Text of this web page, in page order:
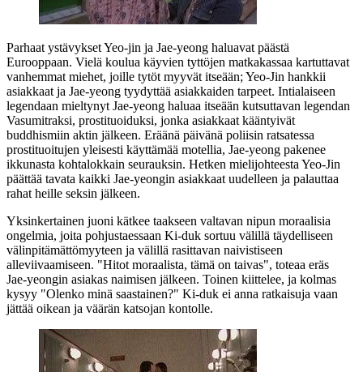
Parhaat ystävykset Yeo‑jin ja Jae‑yeong haluavat päästä
Eurooppaan. Vielä koulua käyvien tyttöjen matkakassaa kartuttavat
vanhemmat miehet, joille tytöt myyvät itseään; Yeo‑Jin hankkii
asiakkaat ja Jae‑yeong tyydyttää asiakkaiden tarpeet. Intialaiseen
legendaan mieltynyt Jae‑yeong haluaa itseään kutsuttavan legendan
Vasumitraksi, prostituoiduksi, jonka asiakkaat kääntyivät
buddhismiin aktin jälkeen. Eräänä päivänä poliisin ratsatessa
prostituoitujen yleisesti käyttämää motellia, Jae‑yeong pakenee
ikkunasta kohtalokkain seurauksin. Hetken mielijohteesta Yeo‑Jin
päättää tavata kaikki Jae‑yeongin asiakkaat uudelleen ja palauttaa
rahat heille seksin jälkeen.
Yksinkertainen juoni kätkee taakseen valtavan nipun moraalisia
ongelmia, joita pohjustaessaan Ki‑duk sortuu välillä täydelliseen
välinpitämättömyyteen ja välillä rasittavan naivistiseen
alleviivaamiseen. "Hitot moraalista, tämä on taivas", toteaa eräs
Jae‑yeongin asiakas naimisen jälkeen. Toinen kiittelee, ja kolmas
kysyy "Olenko minä saastainen?" Ki‑duk ei anna ratkaisuja vaan
jättää oikean ja väärän katsojan kontolle.